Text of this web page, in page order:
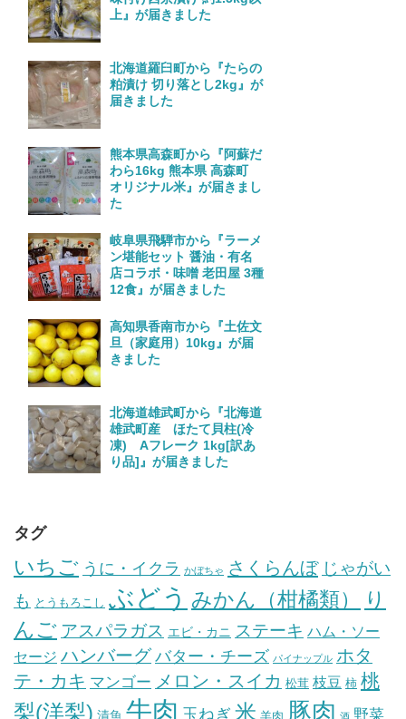
上』が届きました
北海道羅臼町から『たらの
粕漬け 切り落とし2kg』が
届きました
熊本県高森町から『阿蘇だ
わら16kg 熊本県 高森町
オリジナル米』が届きまし
た
岐阜県飛騨市から『ラーメ
ン堪能セット 醤油・有名
店コラボ・味噌 老田屋 3種
12食』が届きました
高知県香南市から『土佐文
旦（家庭用）10kg』が届
きました
北海道雄武町から『北海道
雄武町産 ほたて貝柱(冷
凍) Aフレーク 1kg[訳あ
り品]』が届きました
タグ
いちご うに・イクラ かぼちゃ さくらんぼ じゃがい
も とうもろこし ぶどう みかん（柑橘類）
り
んご アスパラガス エビ・カニ ステーキ ハム・ソー
セージ ハンバーグ バター・チーズ パイナップル ホタ
テ・カキ マンゴー メロン・スイカ 松茸 枝豆 柿 桃
梨(洋梨) 漬魚 牛肉 玉ねぎ 米 羊肉 豚肉 酒 野菜